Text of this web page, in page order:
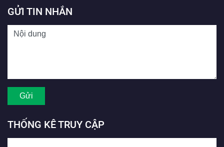
GỬI TIN NHẮN
THỐNG KÊ TRUY CẬP